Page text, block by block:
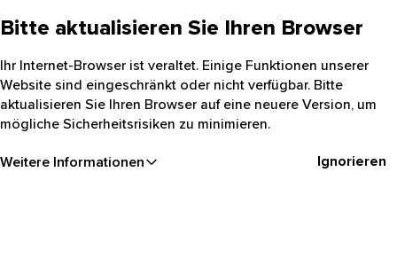
Bitte aktualisieren Sie Ihren Browser
Ihr Internet-Browser ist veraltet. Einige Funktionen unserer
Website sind eingeschränkt oder nicht verfügbar. Bitte
aktualisieren Sie Ihren Browser auf eine neuere Version, um
mögliche Sicherheitsrisiken zu minimieren.
Weitere Informationen Ignorieren